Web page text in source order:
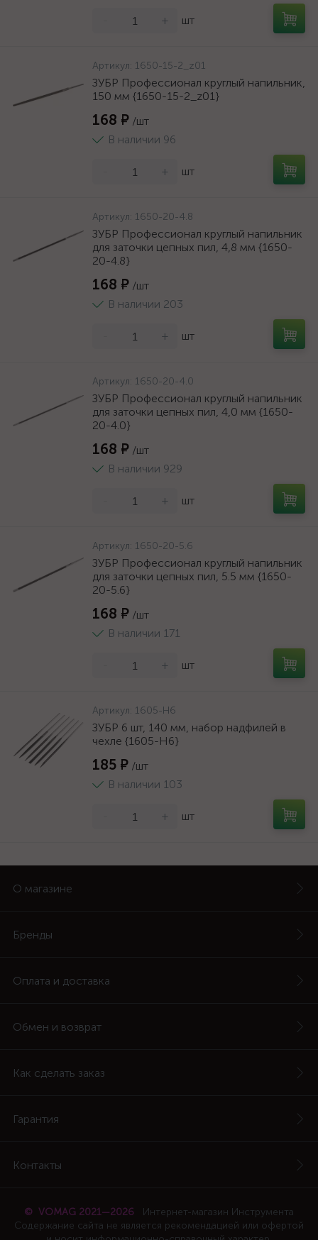
+ шт
Артикул: 1650-15-2_z01
ЗУБР Профессионал круглый напильник,
150 мм {1650-15-2_z01}
168 ₽ /шт
В наличии 96
+ шт
Артикул: 1650-20-4.8
ЗУБР Профессионал круглый напильник
для заточки цепных пил, 4,8 мм {1650-
20-4.8}
168 ₽ /шт
В наличии 203
+ шт
Артикул: 1650-20-4.0
ЗУБР Профессионал круглый напильник
для заточки цепных пил, 4,0 мм {1650-
20-4.0}
168 ₽ /шт
В наличии 929
+ шт
Артикул: 1650-20-5.6
ЗУБР Профессионал круглый напильник
для заточки цепных пил, 5.5 мм {1650-
20-5.6}
168 ₽ /шт
В наличии 171
+ шт
Артикул: 1605-H6
ЗУБР 6 шт, 140 мм, набор надфилей в
чехле {1605-H6}
185 ₽ /шт
В наличии 103
+ шт
О магазине
Бренды
Оплата и доставка
Обмен и возврат
Как сделать заказ
Гарантия
Контакты
© VOMAG 2021—2026
Интернет-магазин Инструмента
Содержание сайта не является рекомендацией или офертой